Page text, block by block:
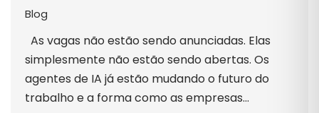
Blog
As vagas não estão sendo anunciadas. Elas
simplesmente não estão sendo abertas. Os
agentes de IA já estão mudando o futuro do
trabalho e a forma como as empresas…